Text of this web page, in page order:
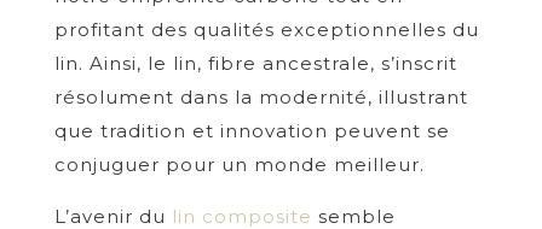
profitant des qualités exceptionnelles du
lin. Ainsi, le lin, fibre ancestrale, s’inscrit
résolument dans la modernité, illustrant
que tradition et innovation peuvent se
conjuguer pour un monde meilleur.
L’avenir du lin composite semble